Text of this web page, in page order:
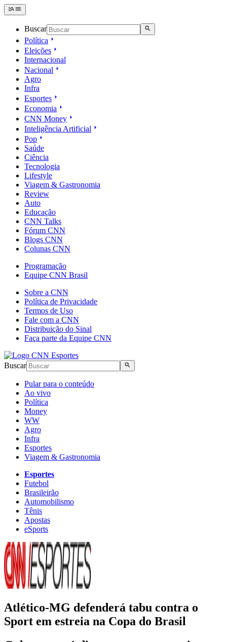
Buscar
Política
Eleições
Internacional
Nacional
Agro
Infra
Esportes
Economia
CNN Money
Inteligência Artificial
Pop
Saúde
Ciência
Tecnologia
Lifestyle
Viagem & Gastronomia
Review
Auto
Educação
CNN Talks
Fórum CNN
Blogs CNN
Colunas CNN
Programação
Equipe CNN Brasil
Sobre a CNN
Política de Privacidade
Termos de Uso
Fale com a CNN
Distribuição do Sinal
Faça parte da Equipe CNN
Buscar
Pular para o conteúdo
Ao vivo
Política
Money
WW
Agro
Infra
Esportes
Viagem & Gastronomia
Esportes
Futebol
Brasileirão
Automobilismo
Tênis
Apostas
eSports
Atlético-MG defenderá tabu contra o
Sport em estreia na Copa do Brasil